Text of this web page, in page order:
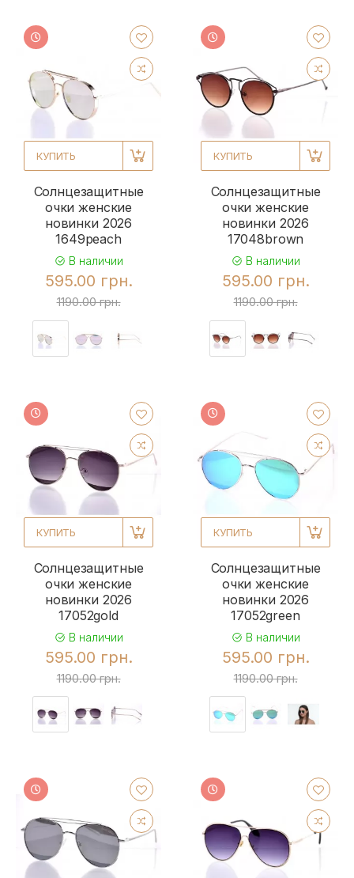
КУПИТЬ
Солнцезащитные
очки женские
новинки 2026
1649peach
В наличии
595.00 грн.
1190.00 грн.
КУПИТЬ
Солнцезащитные
очки женские
новинки 2026
17048brown
В наличии
595.00 грн.
1190.00 грн.
КУПИТЬ
Солнцезащитные
очки женские
новинки 2026
17052gold
В наличии
595.00 грн.
1190.00 грн.
КУПИТЬ
Солнцезащитные
очки женские
новинки 2026
17052green
В наличии
595.00 грн.
1190.00 грн.